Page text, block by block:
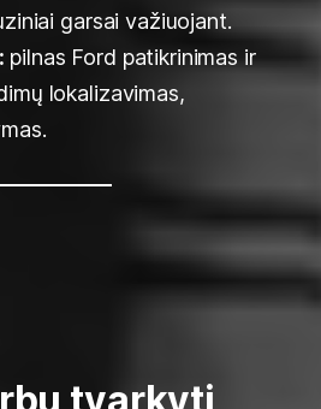
garsai važiuojant.
pilnas Ford patikrinimas ir
lokalizavimas,